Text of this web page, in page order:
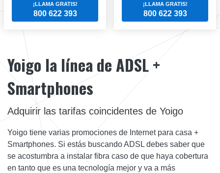
¡LLAMA GRATIS!
800 622 393
¡LLAMA GRATIS!
800 622 393
Yoigo la línea de ADSL +
Smartphones
Adquirir las tarifas coincidentes de Yoigo
Yoigo tiene varias promociones de Internet para casa +
Smartphones. Si estás buscando ADSL debes saber que
se acostumbra a instalar fibra caso de que haya cobertura
en tanto que es una tecnología mejor y va a más